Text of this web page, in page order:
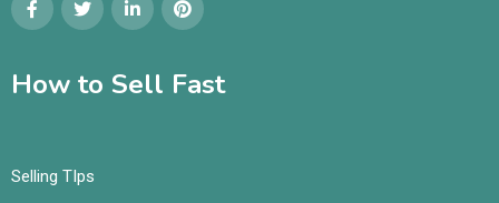
How to Sell Fast
Selling TIps